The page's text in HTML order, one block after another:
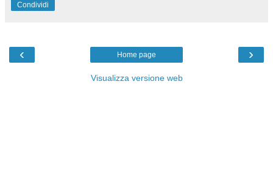
Condividi
‹ ›
Home page
Visualizza versione web